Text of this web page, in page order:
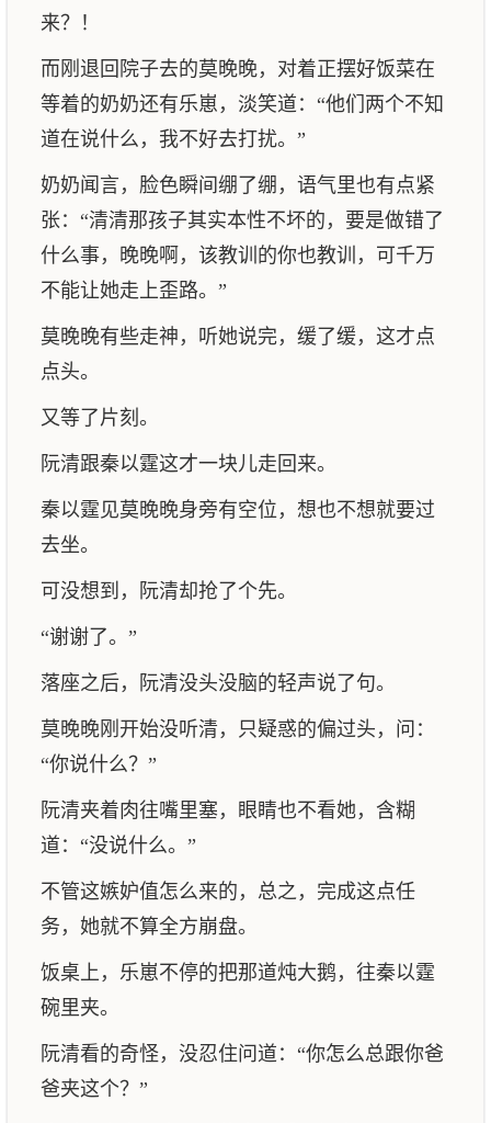
来？！
而刚退回院子去的莫晚晚，对着正摆好饭菜在
等着的奶奶还有乐崽，淡笑道：“他们两个不知
道在说什么，我不好去打扰。”
奶奶闻言，脸色瞬间绷了绷，语气里也有点紧
张：“清清那孩子其实本性不坏的，要是做错了
什么事，晚晚啊，该教训的你也教训，可千万
不能让她走上歪路。”
莫晚晚有些走神，听她说完，缓了缓，这才点
点头。
又等了片刻。
阮清跟秦以霆这才一块儿走回来。
秦以霆见莫晚晚身旁有空位，想也不想就要过
去坐。
可没想到，阮清却抢了个先。
“谢谢了。”
落座之后，阮清没头没脑的轻声说了句。
莫晚晚刚开始没听清，只疑惑的偏过头，问：
“你说什么？”
阮清夹着肉往嘴里塞，眼睛也不看她，含糊
道：“没说什么。”
不管这嫉妒值怎么来的，总之，完成这点任
务，她就不算全方崩盘。
饭桌上，乐崽不停的把那道炖大鹅，往秦以霆
碗里夹。
阮清看的奇怪，没忍住问道：“你怎么总跟你爸
爸夹这个？”